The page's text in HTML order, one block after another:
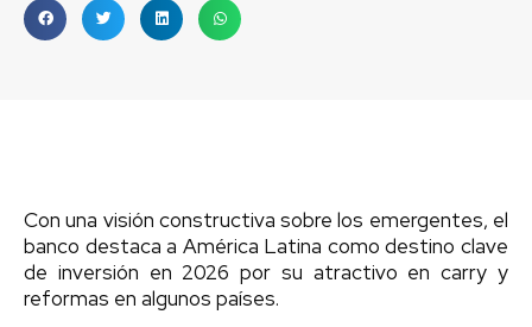
Con una visión constructiva sobre los emergentes, el
banco destaca a América Latina como destino clave
de inversión en 2026 por su atractivo en carry y
reformas en algunos países.